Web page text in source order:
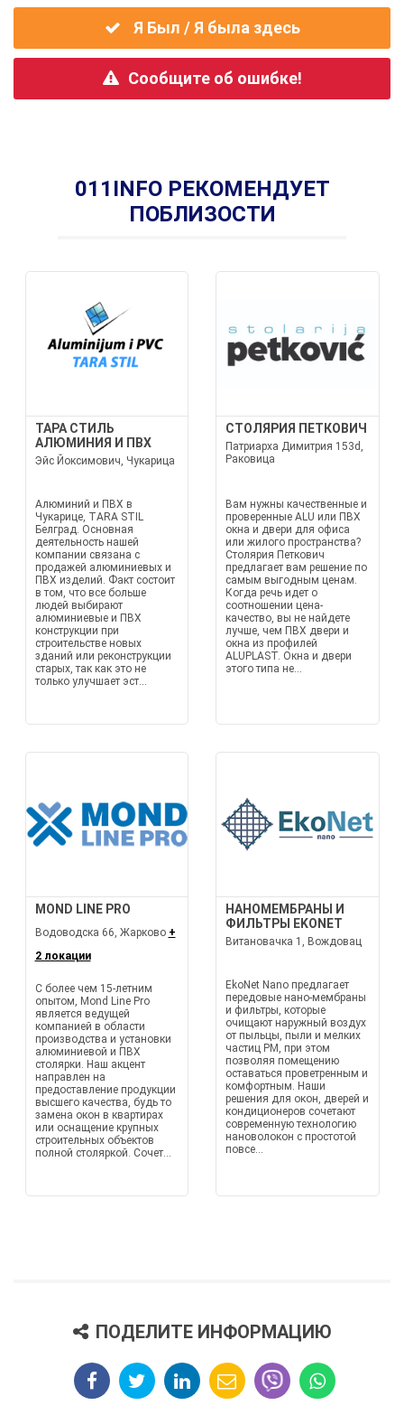
Я Был / Я была здесь
Сообщите об ошибке!
011INFO РЕКОМЕНДУЕТ
ПОБЛИЗОСТИ
ТАРА СТИЛЬ
АЛЮМИНИЯ И ПВХ
Эйс Йоксимович, Чукарица
Алюминий и ПВХ в
Чукарице, TARA STIL
Белград. Основная
деятельность нашей
компании связана с
продажей алюминиевых и
ПВХ изделий. Факт состоит
в том, что все больше
людей выбирают
алюминиевые и ПВХ
конструкции при
строительстве новых
зданий или реконструкции
старых, так как это не
только улучшает эст...
СТОЛЯРИЯ ПЕТКОВИЧ
Патриарха Димитрия 153d,
Раковица
Вам нужны качественные и
проверенные ALU или ПВХ
окна и двери для офиса
или жилого пространства?
Столярия Петкович
предлагает вам решение по
самым выгодным ценам.
Когда речь идет о
соотношении цена-
качество, вы не найдете
лучше, чем ПВХ двери и
окна из профилей
ALUPLAST. Окна и двери
этого типа не...
MOND LINE PRO
Водоводска 66, Жарково +
2 локации
С более чем 15-летним
опытом, Mond Line Pro
является ведущей
компанией в области
производства и установки
алюминиевой и ПВХ
столярки. Наш акцент
направлен на
предоставление продукции
высшего качества, будь то
замена окон в квартирах
или оснащение крупных
строительных объектов
полной столяркой. Сочет...
НАНОМЕМБРАНЫ И
ФИЛЬТРЫ EKONET
Витановачка 1, Вождовац
EkoNet Nano предлагает
передовые нано-мембраны
и фильтры, которые
очищают наружный воздух
от пыльцы, пыли и мелких
частиц PM, при этом
позволяя помещению
оставаться проветренным и
комфортным. Наши
решения для окон, дверей и
кондиционеров сочетают
современную технологию
нановолокон с простотой
повсе...
ПОДЕЛИТЕ ИНФОРМАЦИЮ